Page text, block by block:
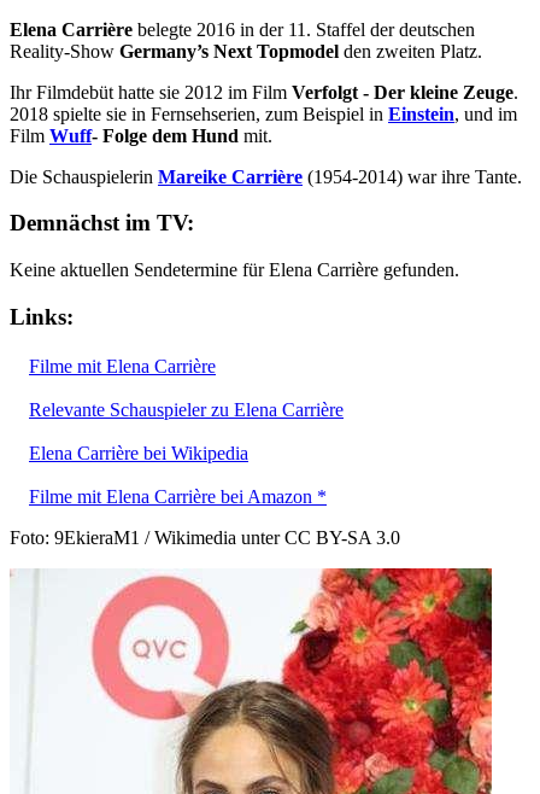
Elena Carrière belegte 2016 in der 11. Staffel der deutschen
Reality-Show Germany’s Next Topmodel den zweiten Platz.
Ihr Filmdebüt hatte sie 2012 im Film Verfolgt - Der kleine Zeuge.
2018 spielte sie in Fernsehserien, zum Beispiel in Einstein, und im
Film Wuff- Folge dem Hund mit.
Die Schauspielerin Mareike Carrière (1954-2014) war ihre Tante.
Demnächst im TV:
Keine aktuellen Sendetermine für Elena Carrière gefunden.
Links:
Filme mit Elena Carrière
Relevante Schauspieler zu Elena Carrière
Elena Carrière bei Wikipedia
Filme mit Elena Carrière bei Amazon *
Foto: 9EkieraM1 / Wikimedia unter CC BY-SA 3.0